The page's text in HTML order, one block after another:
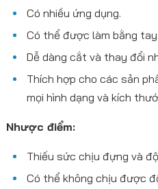
Có nhiều ứng dụng.
Có thể được làm bằng
Dễ dàng cắt và thay đổi
Thích hợp cho các sản
mọi hình dạng và kích
Nhược điểm:
Thiếu sức chịu đựng và
Có thể không chịu được